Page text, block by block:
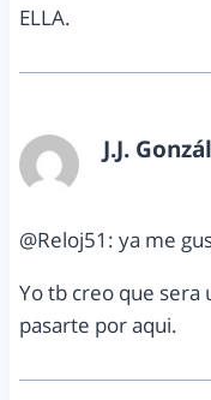
ELLA.
J.J.
@Reloj51: ya me
Yo tb creo que sera
pasarte por aqui.